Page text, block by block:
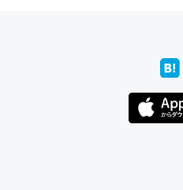
ちょうど同じ理由でEcho Show
きる。一生で親と会える残り時
を実質100倍以上に伸ばす効果が